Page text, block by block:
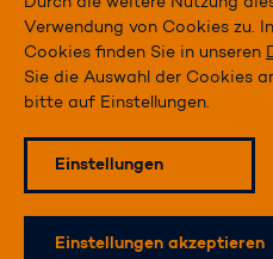
Verwendung von Cookies zu.
Cookies finden Sie in unseren
Sie die Auswahl der Cookies
bitte auf Einstellungen.
Einstellungen
Einstellungen akzeptieren